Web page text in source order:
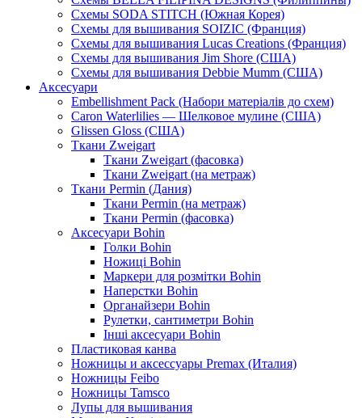
Схемы SODA STITCH (Южная Корея)
Схемы для вышивания SOIZIC (Франция)
Схемы для вышивания Lucas Creations (Франция)
Схемы для вышивания Jim Shore (США)
Схемы для вышивания Debbie Mumm (США)
Аксесуари
Embellishment Pack (Набори матеріалів до схем)
Caron Waterlilies — Шелковое мулине (США)
Glissen Gloss (США)
Ткани Zweigart
Ткани Zweigart (фасовка)
Ткани Zweigart (на метраж)
Ткани Permin (Дания)
Ткани Permin (на метраж)
Ткани Permin (фасовка)
Аксесуари Bohin
Голки Bohin
Ножиці Bohin
Маркери для розмітки Bohin
Наперстки Bohin
Органайзери Bohin
Рулетки, сантиметри Bohin
Інші аксесуари Bohin
Пластиковая канва
Ножницы и аксессуары Premax (Италия)
Ножницы Feibo
Ножницы Tamsco
Лупы для вышивания